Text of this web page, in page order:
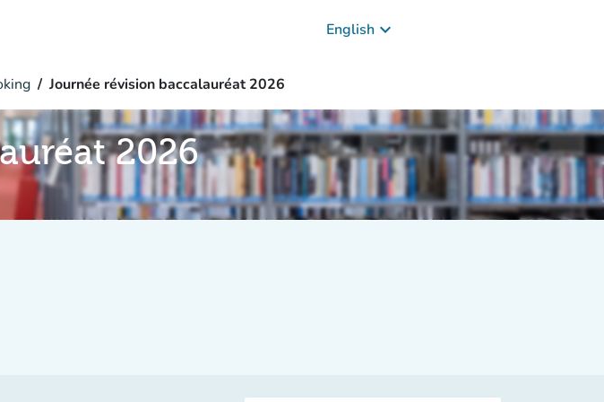
English keyboard_arrow_down
Journée révision baccalauréat 2026
2026